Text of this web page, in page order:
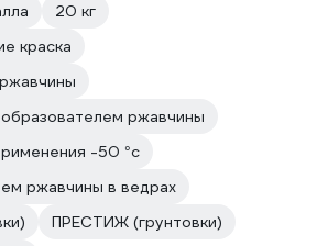
20 кг
краска
ржавчины
-50 °с
ржавчины в ведрах
ПРЕСТИЖ (грунтовки)